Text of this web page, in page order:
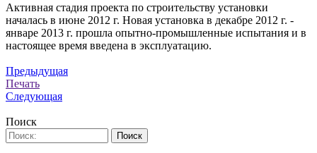
Активная стадия проекта по строительству установки
началась в июне 2012 г. Новая установка в декабре 2012 г. -
январе 2013 г. прошла опытно-промышленные испытания и в
настоящее время введена в эксплуатацию.
Предыдущая
Печать
Следующая
Поиск